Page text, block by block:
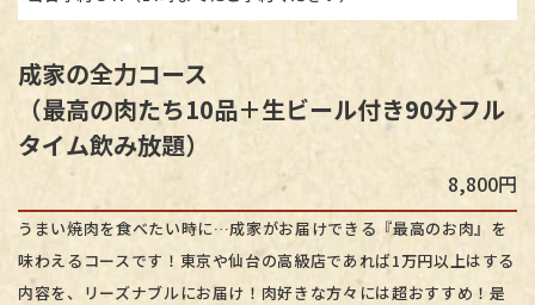
成家の全力コース
​​​​​​​（最高の肉たち10品＋生ビール付き90分フル
タイム飲み放題）
8,800円
うまい焼肉を食べたい時に…成家がお届けできる『最高のお肉』を
味わえるコースです！東京や仙台の高級店であれば1万円以上はする
内容を、リーズナブルにお届け！肉好きな方々には超おすすめ！是